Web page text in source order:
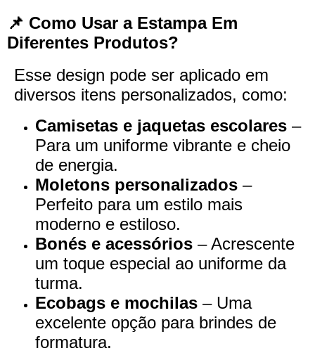
📌 Como Usar a Estampa Em
Diferentes Produtos?
Esse design pode ser aplicado em
diversos itens personalizados, como:
Camisetas e jaquetas escolares –
Para um uniforme vibrante e cheio
de energia.
Moletons personalizados –
Perfeito para um estilo mais
moderno e estiloso.
Bonés e acessórios – Acrescente
um toque especial ao uniforme da
turma.
Ecobags e mochilas – Uma
excelente opção para brindes de
formatura.